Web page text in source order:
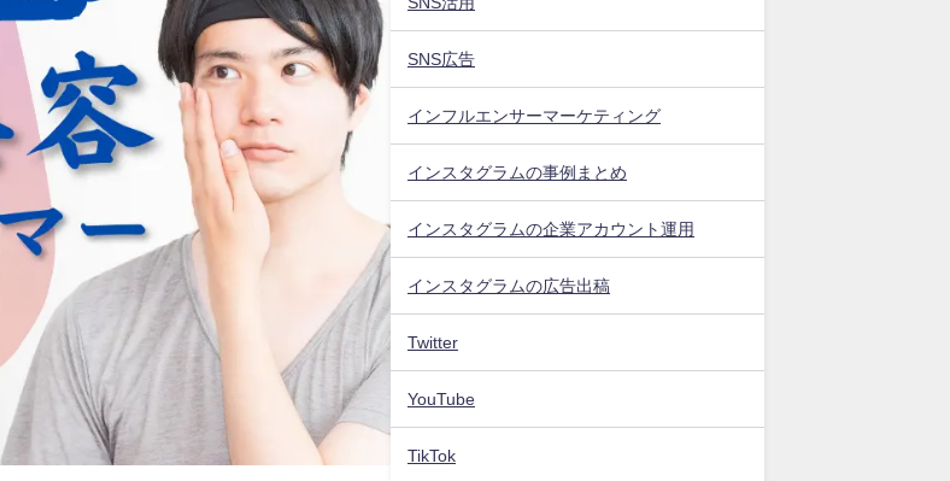
SNS広告
インフルエンサーマーケティング
インスタグラムの事例まとめ
インスタグラムの企業アカウント運用
インスタグラムの広告出稿
Twitter
YouTube
TikTok